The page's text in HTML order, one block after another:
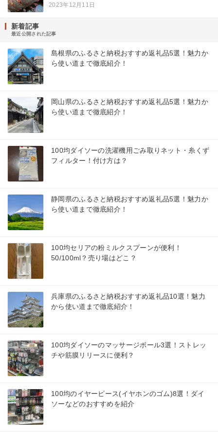
2023年12月11日
新着記事
最近公開された記事
島根県のふるさと納税おすすめ返礼品5選！魅力か
ら使い道まで徹底紹介！
岡山県のふるさと納税おすすめ返礼品5選！魅力か
ら使い道まで徹底紹介！
100均ダイソーの洗濯機用ごみ取りネット・糸くず
フィルター！付け方は？
静岡県のふるさと納税おすすめ返礼品5選！魅力か
ら使い道まで徹底紹介！
100均セリアの粉ミルクスプーンが便利！
50/100ml？売り場はどこ？
兵庫県のふるさと納税おすすめ返礼品10選！魅力
から使い道まで徹底紹介！
100均ダイソーのマッサージボール3選！ストレッ
チや筋膜リリースに便利？
100均のイヤーピース(イヤホンのゴム)8選！ダイ
ソーなどのおすすめを紹介